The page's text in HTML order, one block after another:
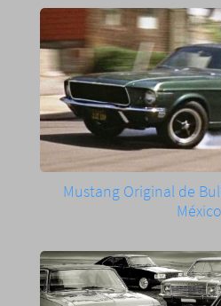
Mustang Original de
México